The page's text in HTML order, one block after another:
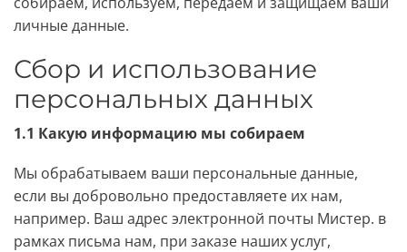
личные данные.
Сбор и использование
персональных данных
1.1 Какую информацию мы собираем
Мы обрабатываем ваши персональные данные,
если вы добровольно предоставляете их нам,
например. Ваш адрес электронной почты Мистер. в
рамках письма нам, при заказе наших услуг,